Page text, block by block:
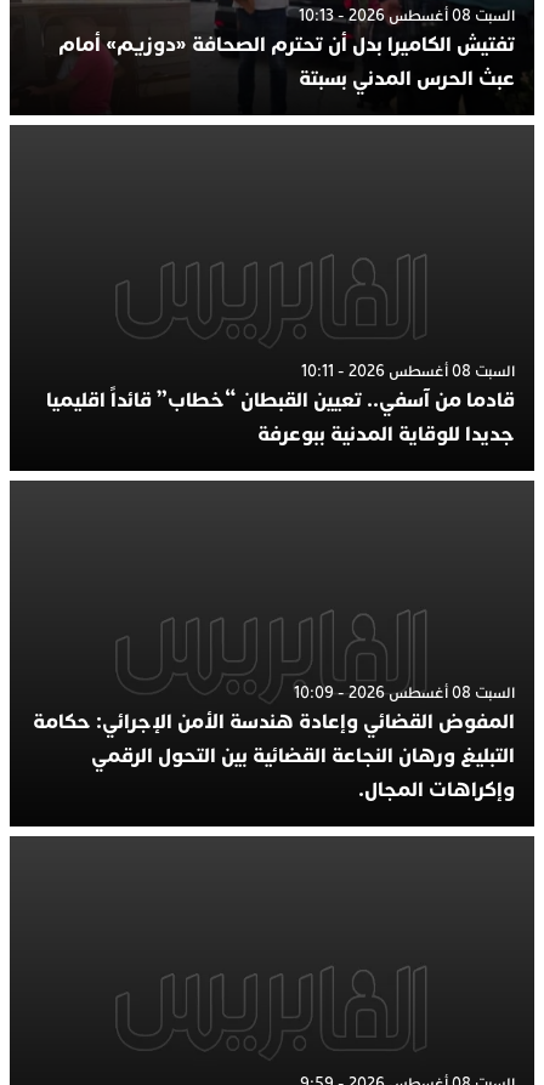
السبت 08 أغسطس 2026 - 10:13
تفتيش الكاميرا بدل أن تحترم الصحافة «دوزيم» أمام
عبث الحرس المدني بسبتة
السبت 08 أغسطس 2026 - 10:11
قادما من آسفي.. تعيين القبطان “خطاب” قائداً اقليميا
جديدا للوقاية المدنية ببوعرفة
السبت 08 أغسطس 2026 - 10:09
المفوض القضائي وإعادة هندسة الأمن الإجرائي: حكامة
التبليغ ورهان النجاعة القضائية بين التحول الرقمي
وإكراهات المجال.